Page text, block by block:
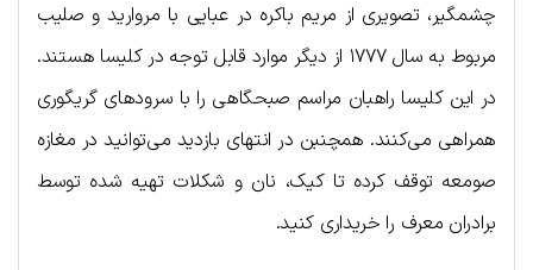
چشمگیر، تصویری از مریم باکره در عبایی با مروارید و صلیب
مربوط به سال ۱۷۷۷ از دیگر موارد قابل توجه در کلیسا هستند.
در این کلیسا راهبان مراسم صبحگاهی را با سرودهای گریگوری
همراهی می‌کنند. همچنبن در انتهای بازدید می‌توانید در مغازه
صومعه توقف کرده تا کیک، نان و شکلات تهیه شده توسط
برادران معرف را خریداری کنید.